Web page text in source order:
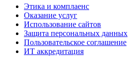
Этика и комплаенс
Оказание услуг
Использование сайтов
Защита персональных данных
Пользовательское соглашение
ИТ аккредитация